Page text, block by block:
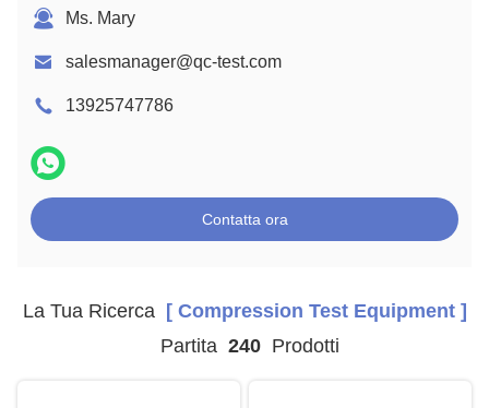
Ms. Mary
salesmanager@qc-test.com
13925747786
Contatta ora
La Tua Ricerca[ Compression Test Equipment ]
Partita 240 Prodotti